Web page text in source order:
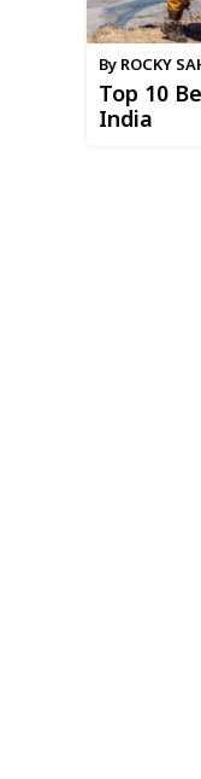
By ROCKY
Top 10
India